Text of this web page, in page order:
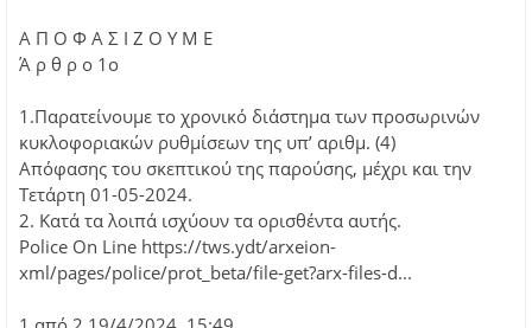
Α Π Ο Φ Α Σ Ι Ζ Ο Υ Μ Ε
Ά ρ θ ρ ο 1ο
1.Παρατείνουμε το χρονικό διάστημα των προσωρινών
κυκλοφοριακών ρυθμίσεων της υπ’ αριθμ. (4)
Απόφασης του σκεπτικού της παρούσης, μέχρι και την
Τετάρτη 01-05-2024.
2. Κατά τα λοιπά ισχύουν τα ορισθέντα αυτής.
Police On Line https://tws.ydt/arxeion-
xml/pages/police/prot_beta/file-get?arx-files-d...